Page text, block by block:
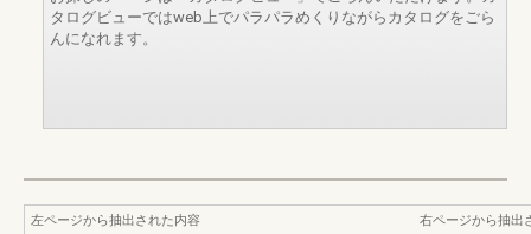
タログビューではweb上でパラパラめくりながらカタログをごら
んになれます。
左ページから抽出された内容
右ページから抽出